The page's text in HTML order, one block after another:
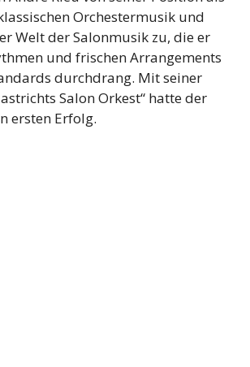
Orchestermusik und
Welt der Salonmusik zu, die er
und frischen Arrangements
durchdrang. Mit seiner
Salon Orkest“ hatte der
ersten Erfolg.